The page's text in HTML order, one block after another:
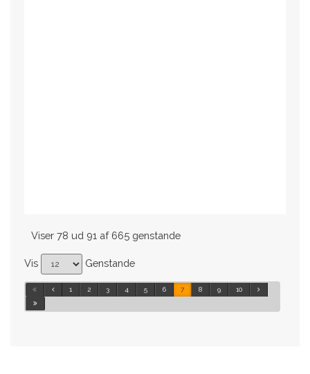
Viser 78 ud 91 af 665 genstande
Vis Genstande
1 2 3 4 5 6 7 8 9 10